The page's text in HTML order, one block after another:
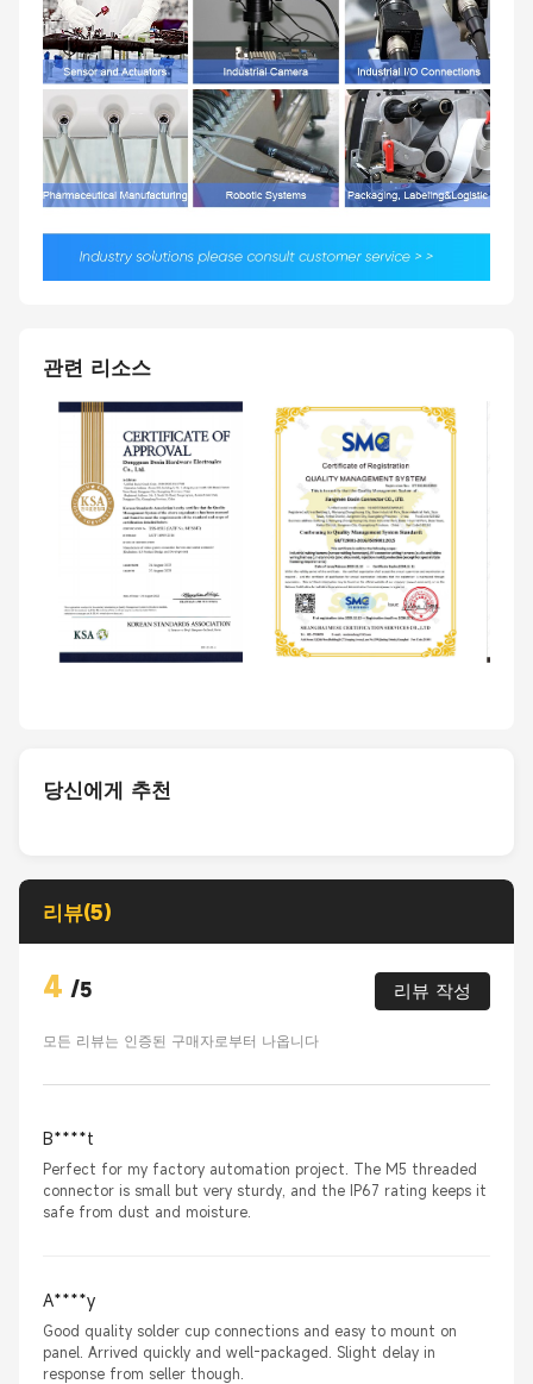
관련 리소스
당신에게 추천
리뷰(5)
4 /5 리뷰 작성
모든 리뷰는 인증된 구매자로부터 나옵니다
B****t
Perfect for my factory automation project. The M5 threaded
connector is small but very sturdy, and the IP67 rating keeps it
safe from dust and moisture.
A****y
Good quality solder cup connections and easy to mount on
panel. Arrived quickly and well-packaged. Slight delay in
response from seller though.